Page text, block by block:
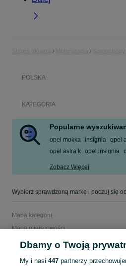
POLSKA
KATEGORIA
Popularne
opel mokka insignia opel
opel astra k opel insignia
Zobacz Więcej
Mapa kategorii
Mapa miejscowości
Mapa ministron
Dbamy o Twoją
My i nasi 447partnerzy